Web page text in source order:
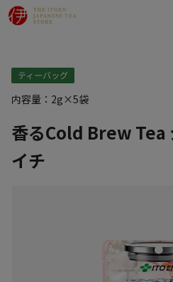
内容量：2g×5袋
香るCold Brew Tea
イチ